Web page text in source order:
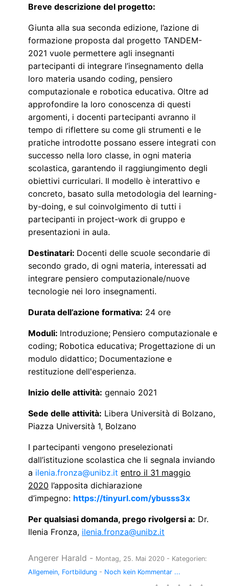
Breve descrizione del progetto:
Giunta alla sua seconda edizione, l’azione di
formazione proposta dal progetto TANDEM-
2021 vuole permettere agli insegnanti
partecipanti di integrare l’insegnamento della
loro materia usando coding, pensiero
computazionale e robotica educativa. Oltre ad
approfondire la loro conoscenza di questi
argomenti, i docenti partecipanti avranno il
tempo di riflettere su come gli strumenti e le
pratiche introdotte possano essere integrati con
successo nella loro classe, in ogni materia
scolastica, garantendo il raggiungimento degli
obiettivi curriculari. Il modello è interattivo e
concreto, basato sulla metodologia del learning-
by-doing, e sul coinvolgimento di tutti i
partecipanti in project-work di gruppo e
presentazioni in aula.
Destinatari: Docenti delle scuole secondarie di
secondo grado, di ogni materia, interessati ad
integrare pensiero computazionale/nuove
tecnologie nei loro insegnamenti.
Durata dell’azione formativa: 24 ore
Moduli: Introduzione; Pensiero computazionale e
coding; Robotica educativa; Progettazione di un
modulo didattico; Documentazione e
restituzione dell'esperienza.
Inizio delle attività: gennaio 2021
Sede delle attività: Libera Università di Bolzano,
Piazza Università 1, Bolzano
I partecipanti vengono preselezionati
dall’istituzione scolastica che li segnala inviando
a ilenia.fronza@unibz.it entro il 31 maggio
2020 l’apposita dichiarazione
d’impegno: https://tinyurl.com/ybusss3x
Per qualsiasi domanda, prego rivolgersi a: Dr.
Ilenia Fronza, ilenia.fronza@unibz.it
Angerer Harald - Montag, 25. Mai 2020 - Kategorien:
Allgemein Fortbildung - Noch kein Kommentar ...